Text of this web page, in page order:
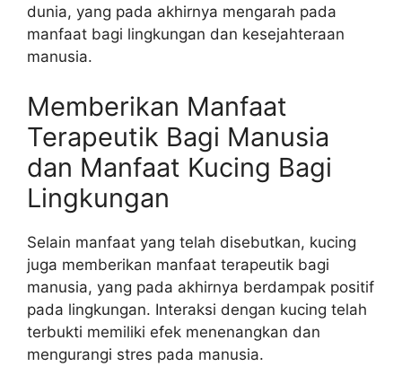
dunia, yang pada akhirnya mengarah pada
manfaat bagi lingkungan dan kesejahteraan
manusia.
Memberikan Manfaat
Terapeutik Bagi Manusia
dan Manfaat Kucing Bagi
Lingkungan
Selain manfaat yang telah disebutkan, kucing
juga memberikan manfaat terapeutik bagi
manusia, yang pada akhirnya berdampak positif
pada lingkungan. Interaksi dengan kucing telah
terbukti memiliki efek menenangkan dan
mengurangi stres pada manusia.